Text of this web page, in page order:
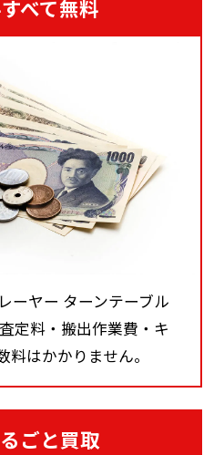
べて無料
ーヤー ターンテーブル
定料・搬出作業費・キ
はかかりません。
ごと買取